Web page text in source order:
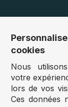
Vous
cookies
Nous
votre
lors de vos
Ces données